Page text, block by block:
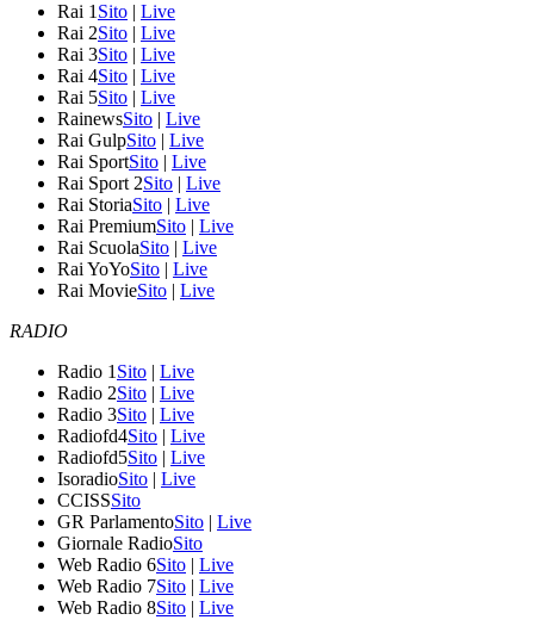
Rai 1 Sito | Live
Rai 2Sito | Live
Rai 3Sito | Live
Rai 4Sito | Live
Rai 5Sito | Live
RainewsSito | Live
Rai GulpSito | Live
Rai SportSito | Live
Rai Sport 2Sito | Live
Rai StoriaSito | Live
Rai PremiumSito | Live
Rai ScuolaSito | Live
Rai YoYoSito | Live
Rai MovieSito | Live
RADIO
Radio 1 Sito | Live
Radio 2Sito | Live
Radio 3Sito | Live
Radiofd4Sito | Live
Radiofd5Sito | Live
IsoradioSito | Live
CCISSSito
GR ParlamentoSito | Live
Giornale RadioSito
Web Radio 6Sito | Live
Web Radio 7Sito | Live
Web Radio 8Sito | Live